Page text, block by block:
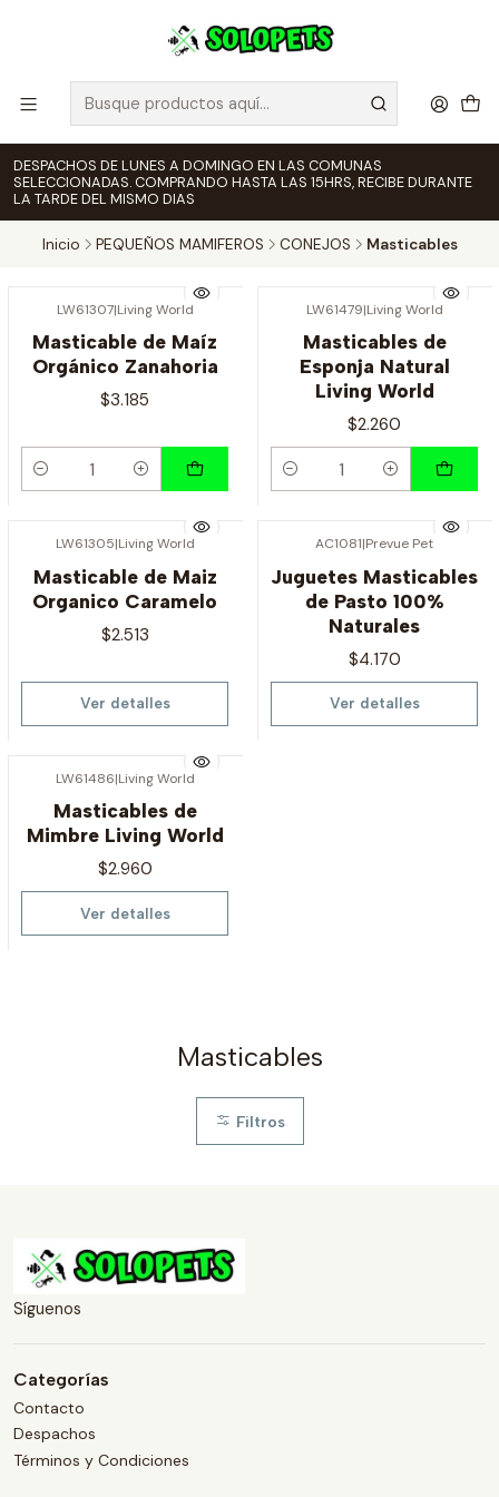
DESPACHOS DE LUNES A DOMINGO EN LAS COMUNAS
SELECCIONADAS. COMPRANDO HASTA LAS 15HRS, RECIBE DURANTE
LA TARDE DEL MISMO DIAS
Inicio PEQUEÑOS MAMIFEROS CONEJOS Masticables
LW61307|Living World
Masticable de Maíz
Orgánico Zanahoria
$3.185
Cantidad
LW61479|Living World
Masticables de
Esponja Natural
Living World
$2.260
Cantidad
LW61305|Living World
Masticable de Maiz
Organico Caramelo
$2.513
Ver detalles
AC1081|Prevue Pet
Juguetes Masticables
de Pasto 100%
Naturales
$4.170
Ver detalles
LW61486|Living World
Masticables de
Mimbre Living World
$2.960
Ver detalles
Masticables
Filtros
Síguenos
Categorías
Contacto
Despachos
Términos y Condiciones